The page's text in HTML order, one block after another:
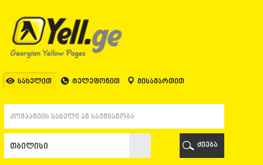
სახელით ტელეფონით მისამართით
ᲗᲑᲘᲚᲘᲡᲘ
ᲗᲑᲘᲚᲘᲡᲘ
ᲐᲤᲮᲐᲖᲔᲗᲘ
ᲒᲐᲚᲘ
ᲑᲐᲗᲣᲛᲘ
ᲥᲝᲑᲣᲚᲔᲗᲘ
ᲨᲣᲐᲮᲔᲕᲘ
ᲩᲐᲥᲕᲘ
ძიება